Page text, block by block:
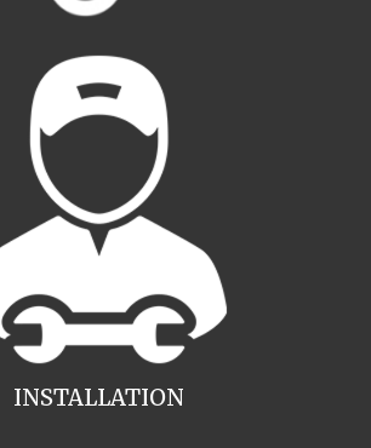
INSTALLATION